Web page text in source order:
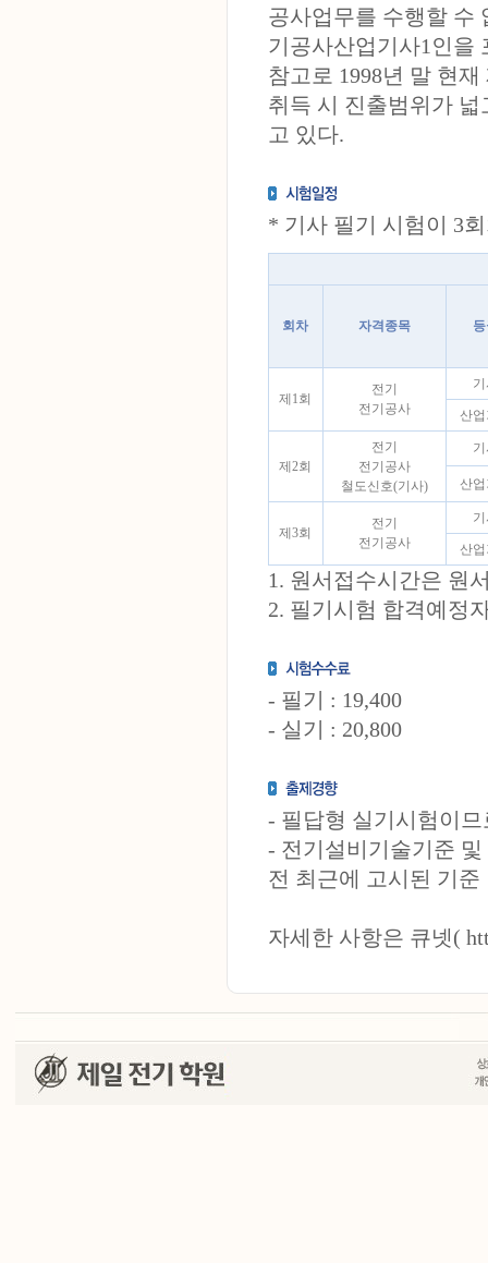
공사업무를 수행할 수
기공사산업기사1인을
참고로 1998년 말 현
취득 시 진출범위가
고 있다.
* 기사 필기 시험이 3
회차 자격종목
제1회
전기
전기공사
산
제2회
전기
전기공사
철도신호(기사)
산
제3회
전기
전기공사
산
1. 원서접수시간은 원
2. 필기시험 합격예정
- 필기 : 19,400
- 실기 : 20,800
- 필답형 실기시험이
- 전기설비기술기준
전 최근에 고시된 기
자세한 사항은 큐넷(